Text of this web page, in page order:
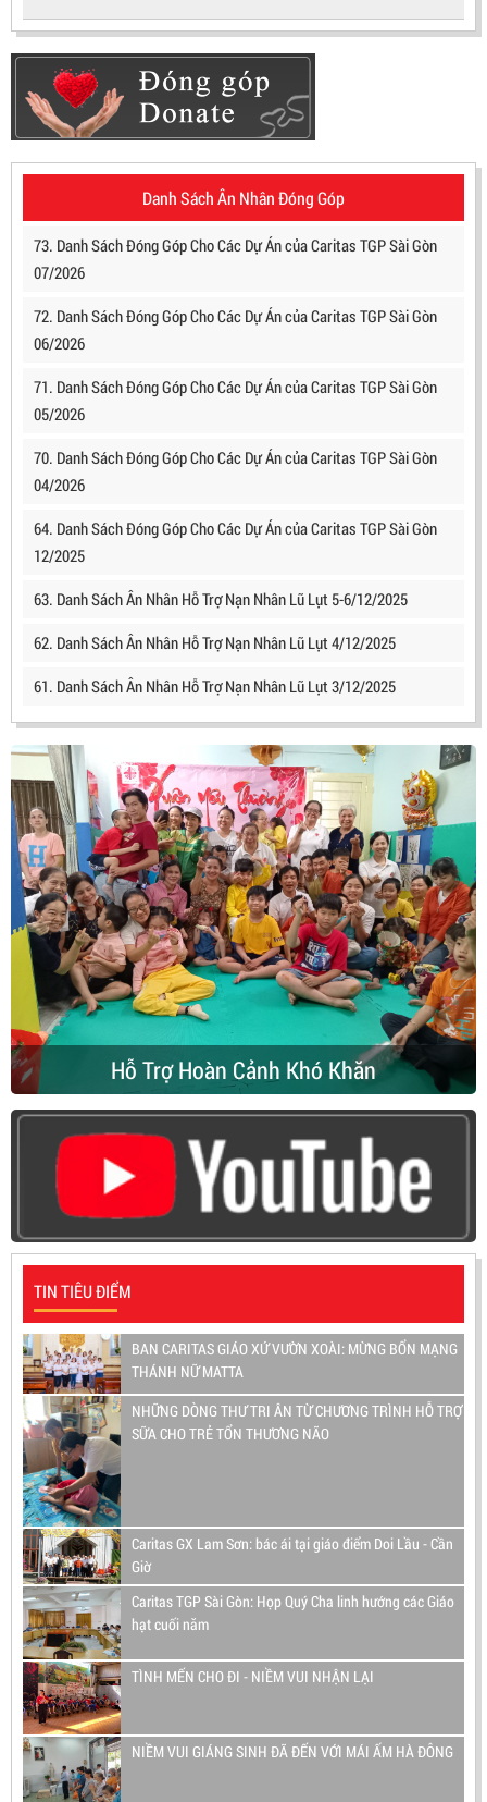
Danh Sách Ân Nhân Đóng Góp
73. Danh Sách Đóng Góp Cho Các Dự Án của Caritas TGP Sài Gòn
07/2026
72. Danh Sách Đóng Góp Cho Các Dự Án của Caritas TGP Sài Gòn
06/2026
71. Danh Sách Đóng Góp Cho Các Dự Án của Caritas TGP Sài Gòn
05/2026
70. Danh Sách Đóng Góp Cho Các Dự Án của Caritas TGP Sài Gòn
04/2026
64. Danh Sách Đóng Góp Cho Các Dự Án của Caritas TGP Sài Gòn
12/2025
63. Danh Sách Ân Nhân Hỗ Trợ Nạn Nhân Lũ Lụt 5-6/12/2025
62. Danh Sách Ân Nhân Hỗ Trợ Nạn Nhân Lũ Lụt 4/12/2025
61. Danh Sách Ân Nhân Hỗ Trợ Nạn Nhân Lũ Lụt 3/12/2025
Hỗ Trợ Hoàn Cảnh Khó Khăn
TIN TIÊU ĐIỂM
BAN CARITAS GIÁO XỨ VƯỜN XOÀI: MỪNG BỔN MẠNG
THÁNH NỮ MATTA
NHỮNG DÒNG THƯ TRI ÂN TỪ CHƯƠNG TRÌNH HỖ TRỢ
SỮA CHO TRẺ TỔN THƯƠNG NÃO
Caritas GX Lam Sơn: bác ái tại giáo điểm Doi Lầu - Cần
Giờ
Caritas TGP Sài Gòn: Họp Quý Cha linh hướng các Giáo
hạt cuối năm
TÌNH MẾN CHO ĐI - NIỀM VUI NHẬN LẠI
NIỀM VUI GIÁNG SINH ĐÃ ĐẾN VỚI MÁI ẤM HÀ ĐÔNG